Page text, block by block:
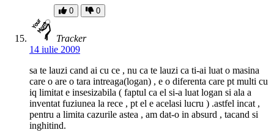
0 0
Tracker
14 iulie 2009
sa te lauzi cand ai cu ce , nu ca te lauzi ca ti-ai luat o masina
care o are o tara intreaga(logan) , e o diferenta care pt multi cu
iq limitat e insesizabila ( faptul ca el si-a luat logan si ala a
inventat fuziunea la rece , pt el e acelasi lucru ) .astfel incat ,
pentru a limita cazurile astea , am dat-o in absurd , tacand si
inghitind.